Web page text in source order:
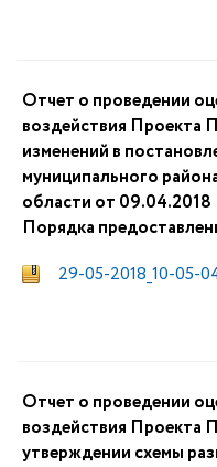
Отчет о проведении
воздействия Проекта
изменений в
муниципального
области от
Порядка
29-05-2018_10-05-
Отчет о проведении
воздействия Проекта
утверждении схемы